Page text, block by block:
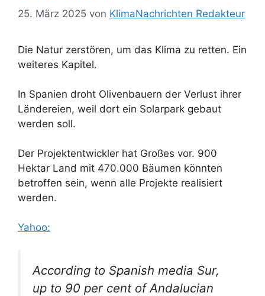
25. März 2025 von KlimaNachrichten Redakteur
Die Natur zerstören, um das Klima zu retten. Ein
weiteres Kapitel.
In Spanien droht Olivenbauern der Verlust ihrer
Ländereien, weil dort ein Solarpark gebaut
werden soll.
Der Projektentwickler hat Großes vor. 900
Hektar Land mit 470.000 Bäumen könnten
betroffen sein, wenn alle Projekte realisiert
werden.
Yahoo:
According to Spanish media Sur,
up to 90 per cent of Andalucian